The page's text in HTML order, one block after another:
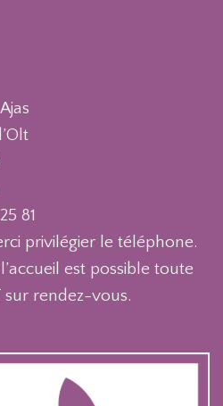
81
privilégier le téléphone.
l’accueil est possible toute
sur rendez-vous.